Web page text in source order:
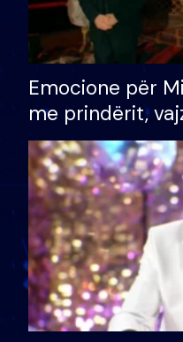
Emocione për
me prindërit,
bashkëshorten:
divorci apo jo?